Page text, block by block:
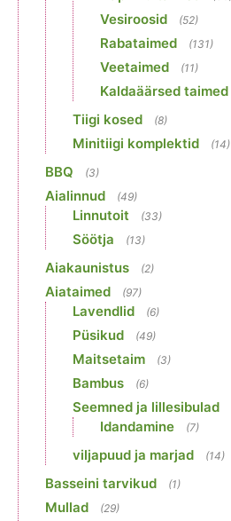
Vesiroosid (52)
Rabataimed (131)
Veetaimed (11)
Kaldaäärsed taimed
Tiigi kosed (8)
Minitiigi komplektid (14)
BBQ (3)
Aialinnud (49)
Linnutoit (33)
Söötja (13)
Aiakaunistus (2)
Aiataimed (97)
Lavendlid (6)
Püsikud (49)
Maitsetaim (3)
Bambus (6)
Seemned ja lillesibulad
Idandamine (7)
viljapuud ja marjad (14)
Basseini tarvikud (1)
Mullad (29)